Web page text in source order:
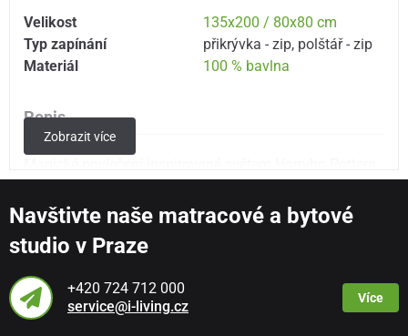
Velikost
135x200 / 80x80 cm
Typ zapínání
přikrývka - zip, polštář - zip
Materiál
100 % bavlna
Popis
zdát kouzelné sny.
Rozměr:povlak na přikrývku 135x200 cm + povlak na
Zavírání na zip.
Zobrazit více
Navštivte naše matracové a bytové
studio v Praze
+420 724 712 000
service@i-living.cz
Více